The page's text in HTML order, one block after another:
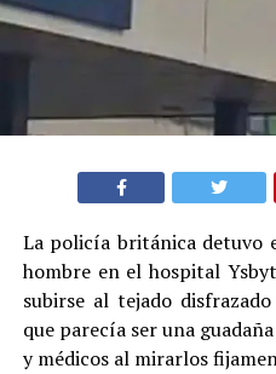
La policía británica detuvo
hombre en el hospital
subirse al tejado
que parecía ser una
y médicos al mirarlos